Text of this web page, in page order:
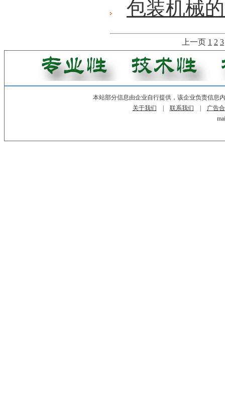
包装机械
上一页 1 2 3
本站部分信息由企业自行提供，该企业负责信息
关于我们
联系我们
广告